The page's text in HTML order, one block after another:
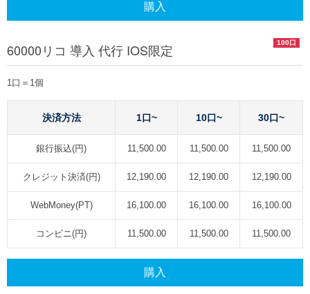
購入
100口
60000リコ 導入 代行 IOS限定
1口＝1個
決済方法 1口~ 10口~ 30口~
銀行振込(円) 11,500.00 11,500.00 11,500.00
クレジット決済(円) 12,190.00 12,190.00 12,190.00
WebMoney(PT) 16,100.00 16,100.00 16,100.00
コンビニ(円) 11,500.00 11,500.00 11,500.00
購入